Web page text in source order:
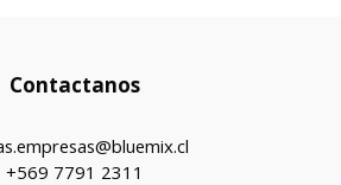
Contactanos
+569 7791 2311